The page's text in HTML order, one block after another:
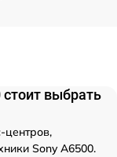
выбрать
центров,
Sony A6500.